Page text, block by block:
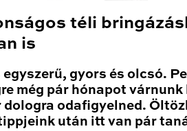
téli
is
gyors és olcsó.
még pár hónapot várnunk
dologra odafigyelned.
után itt van pár